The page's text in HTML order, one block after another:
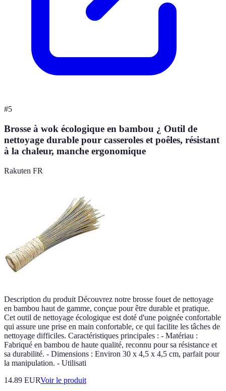
#5
Brosse à wok écologique en bambou ¿ Outil de
nettoyage durable pour casseroles et poêles, résistant
à la chaleur, manche ergonomique
Rakuten FR
Description du produit Découvrez notre brosse fouet de nettoyage
en bambou haut de gamme, conçue pour être durable et pratique.
Cet outil de nettoyage écologique est doté d'une poignée confortable
qui assure une prise en main confortable, ce qui facilite les tâches de
nettoyage difficiles. Caractéristiques principales : - Matériau :
Fabriqué en bambou de haute qualité, reconnu pour sa résistance et
sa durabilité. - Dimensions : Environ 30 x 4,5 x 4,5 cm, parfait pour
la manipulation. - Utilisati
14.89 EURVoir le produit